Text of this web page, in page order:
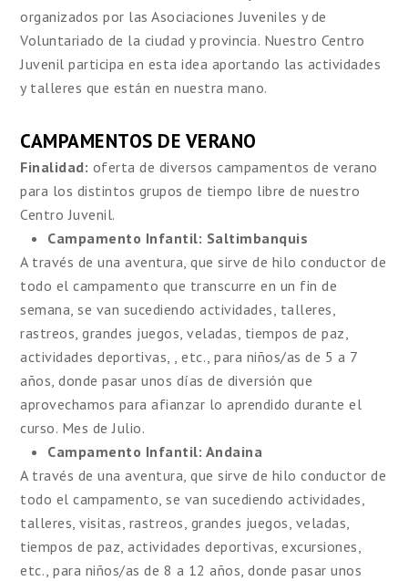
organizados por las Asociaciones Juveniles y de
Voluntariado de la ciudad y provincia. Nuestro Centro
Juvenil participa en esta idea aportando las actividades
y talleres que están en nuestra mano.
CAMPAMENTOS DE VERANO
Finalidad: oferta de diversos campamentos de verano
para los distintos grupos de tiempo libre de nuestro
Centro Juvenil.
Campamento Infantil: Saltimbanquis
A través de una aventura, que sirve de hilo conductor de
todo el campamento que transcurre en un fin de
semana, se van sucediendo actividades, talleres,
rastreos, grandes juegos, veladas, tiempos de paz,
actividades deportivas, , etc., para niños/as de 5 a 7
años, donde pasar unos días de diversión que
aprovechamos para afianzar lo aprendido durante el
curso. Mes de Julio.
Campamento Infantil: Andaina
A través de una aventura, que sirve de hilo conductor de
todo el campamento, se van sucediendo actividades,
talleres, visitas, rastreos, grandes juegos, veladas,
tiempos de paz, actividades deportivas, excursiones,
etc., para niños/as de 8 a 12 años, donde pasar unos